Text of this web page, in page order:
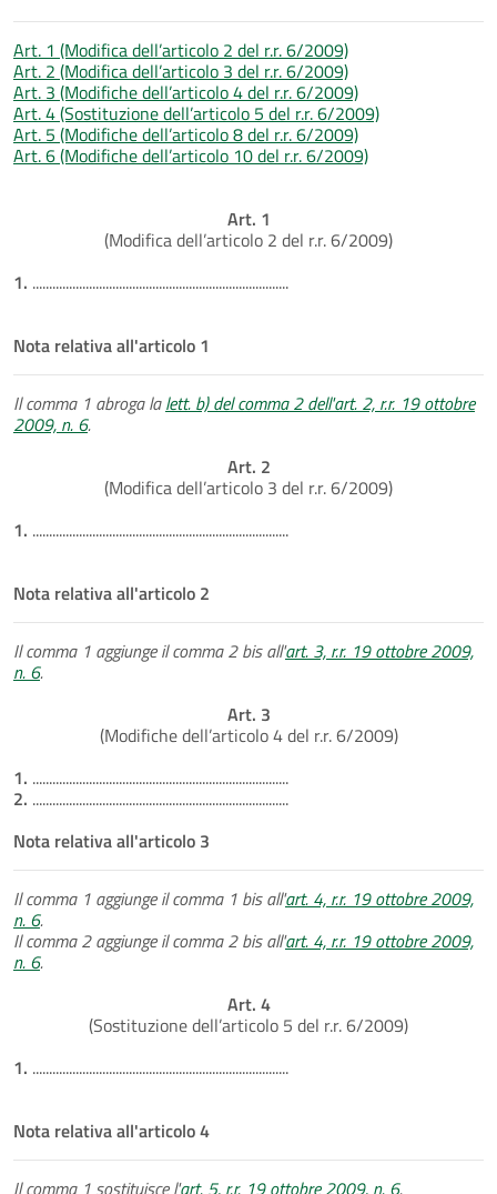
Art. 1 (Modifica dell’articolo 2 del r.r. 6/2009)
Art. 2 (Modifica dell’articolo 3 del r.r. 6/2009)
Art. 3 (Modifiche dell’articolo 4 del r.r. 6/2009)
Art. 4 (Sostituzione dell’articolo 5 del r.r. 6/2009)
Art. 5 (Modifiche dell’articolo 8 del r.r. 6/2009)
Art. 6 (Modifiche dell’articolo 10 del r.r. 6/2009)
Art. 1
(Modifica dell’articolo 2 del r.r. 6/2009)
1. .............................................................................
Nota relativa all'articolo 1
Il comma 1 abroga lalett. b) del comma 2 dell'art. 2, r.r. 19 ottobre
2009, n. 6.
Art. 2
(Modifica dell’articolo 3 del r.r. 6/2009)
1. .............................................................................
Nota relativa all'articolo 2
Il comma 1 aggiunge il comma 2 bis all'art. 3, r.r. 19 ottobre 2009,
n. 6.
Art. 3
(Modifiche dell’articolo 4 del r.r. 6/2009)
1. .............................................................................
2. .............................................................................
Nota relativa all'articolo 3
Il comma 1 aggiunge il comma 1 bis all'art. 4, r.r. 19 ottobre 2009,
n. 6.
Il comma 2 aggiunge il comma 2 bis all'art. 4, r.r. 19 ottobre 2009,
n. 6.
Art. 4
(Sostituzione dell’articolo 5 del r.r. 6/2009)
1. .............................................................................
Nota relativa all'articolo 4
Il comma 1 sostituisce l'art. 5, r.r. 19 ottobre 2009, n. 6.